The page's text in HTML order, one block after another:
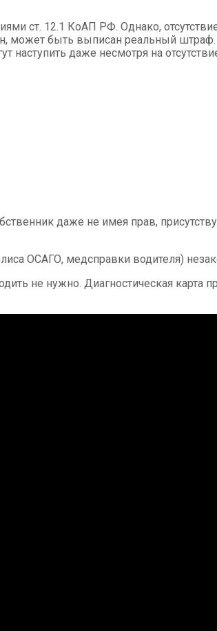
ст. 12.1 КоАП РФ. Однако,
может быть выписан реальный
даже несмотря на
даже не имея прав,
ОСАГО, медсправки водителя)
не нужно. Диагностическая карта